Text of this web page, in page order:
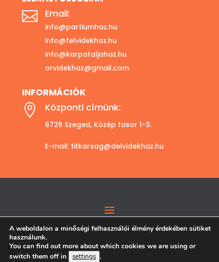
 Email:
info@partiumhaz.hu
info@felvidekhaz.hu
info@karpataljahaz.hu
orvidekhaz@gmail.com
INFORMÁCIÓK
 Központi címünk:
6726 Szeged, Közép fasor 1-3.
E-mail: titkarsag@delvidekhaz.hu
A weboldalon a minőségi felhasználói élmény érdekében sütiket
használunk.
You can find out more about which cookies we are using or
switch them off in
settings .